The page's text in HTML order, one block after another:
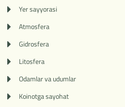
Yer sayyorasi
Atmosfera
Gidrosfera
Litosfera
Odamlar va udumlar
Koinotga sayohat